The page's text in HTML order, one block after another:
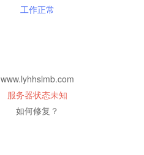
工作正常
www.lyhhslmb.com
服务器状态未知
如何修复？